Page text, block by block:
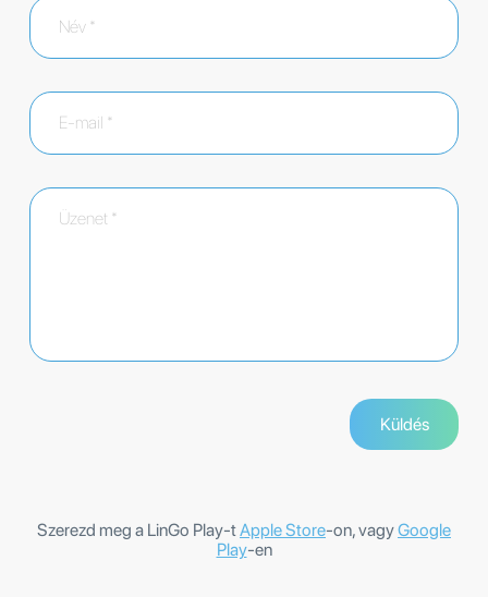
Szerezd meg a LinGo Play-tApple Store-on, vagyGoogle
Play-en